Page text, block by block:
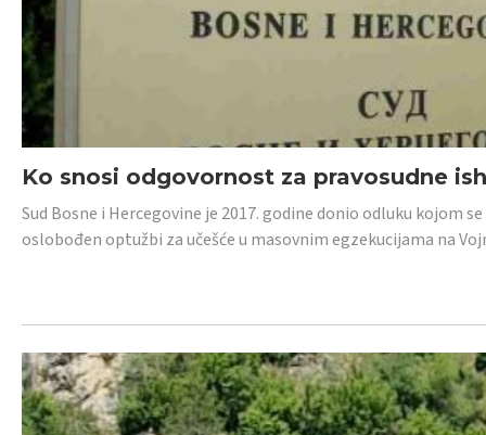
Ko snosi odgovornost za pravosudne
Sud Bosne i Hercegovine je 2017. godine donio odluku kojom
oslobođen optužbi za učešće u masovnim egzekucijama na